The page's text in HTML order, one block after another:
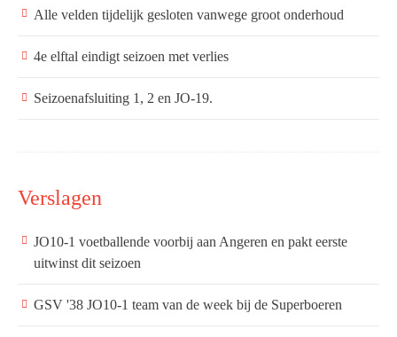
Alle velden tijdelijk gesloten vanwege groot onderhoud
4e elftal eindigt seizoen met verlies
Seizoenafsluiting 1, 2 en JO-19.
Verslagen
JO10-1 voetballende voorbij aan Angeren en pakt eerste
uitwinst dit seizoen
GSV '38 JO10-1 team van de week bij de Superboeren